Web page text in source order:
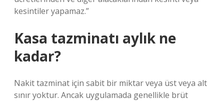
kesintiler yapamaz.”
Kasa tazminatı aylık ne
kadar?
Nakit tazminat için sabit bir miktar veya üst veya alt
sınır yoktur. Ancak uygulamada genellikle brüt